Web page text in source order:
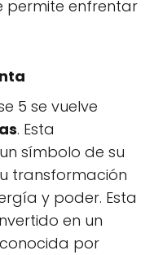
permite enfrentar
5 se vuelve
. Esta
símbolo de su
transformación
y poder. Esta
en un
por